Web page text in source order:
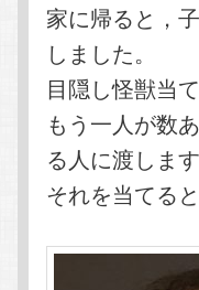
家に帰ると，
しました。
目隠し怪獣当
もう一人が数
る人に渡します
それを当てる